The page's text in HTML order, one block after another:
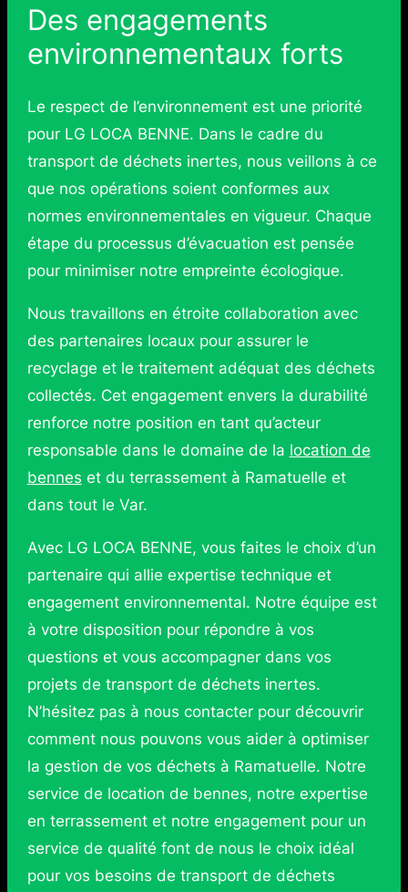
Des engagements
environnementaux forts
Le respect de l’environnement est une priorité
pour LG LOCA BENNE. Dans le cadre du
transport de déchets inertes, nous veillons à ce
que nos opérations soient conformes aux
normes environnementales en vigueur. Chaque
étape du processus d’évacuation est pensée
pour minimiser notre empreinte écologique.
Nous travaillons en étroite collaboration avec
des partenaires locaux pour assurer le
recyclage et le traitement adéquat des déchets
collectés. Cet engagement envers la durabilité
renforce notre position en tant qu’acteur
responsable dans le domaine de la location de
bennes et du terrassement à Ramatuelle et
dans tout le Var.
Avec LG LOCA BENNE, vous faites le choix d’un
partenaire qui allie expertise technique et
engagement environnemental. Notre équipe est
à votre disposition pour répondre à vos
questions et vous accompagner dans vos
projets de transport de déchets inertes.
N’hésitez pas à nous contacter pour découvrir
comment nous pouvons vous aider à optimiser
la gestion de vos déchets à Ramatuelle. Notre
service de location de bennes, notre expertise
en terrassement et notre engagement pour un
service de qualité font de nous le choix idéal
pour vos besoins de transport de déchets